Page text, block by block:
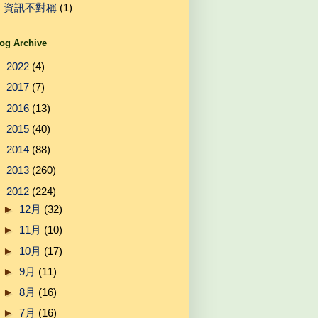
資訊不對稱 (1)
Archive
2022 (4)
2017 (7)
2016 (13)
2015 (40)
2014 (88)
2013 (260)
2012 (224)
► 12月 (32)
► 11月 (10)
► 10月 (17)
► 9月 (11)
► 8月 (16)
► 7月 (16)